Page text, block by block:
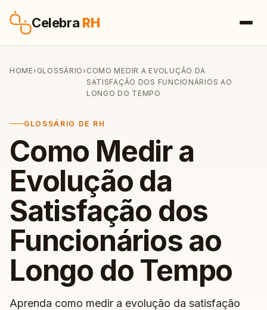
Celebra RH
HOME› GLOSSÁRIO› COMO MEDIR A EVOLUÇÃO DA
SATISFAÇÃO DOS FUNCIONÁRIOS AO
LONGO DO TEMPO
GLOSSÁRIO DE RH
Como Medir a
Evolução da
Satisfação dos
Funcionários ao
Longo do Tempo
Aprenda como medir a evolução da satisfação